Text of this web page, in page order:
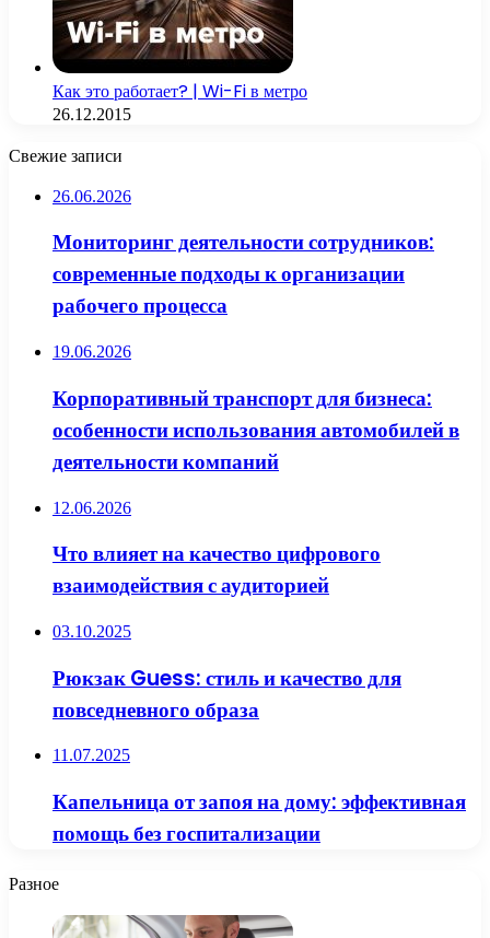
Как это работает? | Wi-Fi в метро
26.12.2015
Свежие записи
26.06.2026
Мониторинг деятельности сотрудников:
современные подходы к организации
рабочего процесса
19.06.2026
Корпоративный транспорт для бизнеса:
особенности использования автомобилей в
деятельности компаний
12.06.2026
Что влияет на качество цифрового
взаимодействия с аудиторией
03.10.2025
Рюкзак Guess: стиль и качество для
повседневного образа
11.07.2025
Капельница от запоя на дому: эффективная
помощь без госпитализации
Разное